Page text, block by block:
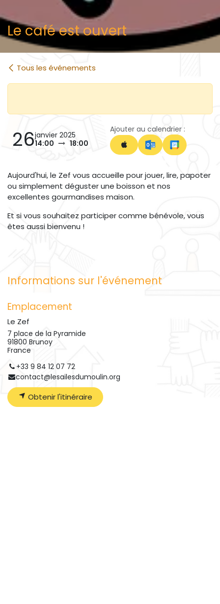
Le café est ouvert
Tous les événements
26janvier 2025
14:00
18:00
Ajouter au calendrier :
Aujourd'hui, le Zef vous accueille pour jouer, lire, papoter
ou simplement déguster une boisson et nos
excellentes gourmandises maison.
Et si vous souhaitez participer comme bénévole, vous
êtes aussi bienvenu !
Informations sur l'événement
Emplacement
Le Zef
7 place de la Pyramide
91800 Brunoy
France
+33 9 84 12 07 72
contact@lesailesdumoulin.org
Obtenir l'itinéraire